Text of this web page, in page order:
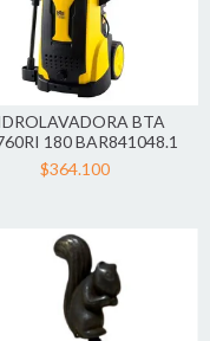
BTA
180 BAR841048.1
$364.100